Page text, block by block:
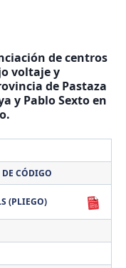
de centros
voltaje y
de Pastaza
y Pablo Sexto en
CÓDIGO
(PLIEGO)